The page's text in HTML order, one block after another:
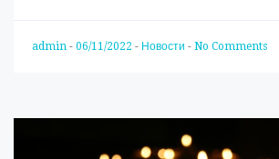
admin - 06/11/2022 - Новости - No Comments